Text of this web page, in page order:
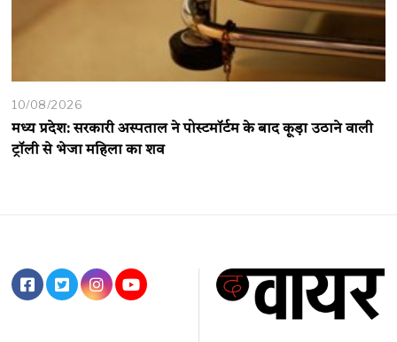
10/08/2026
मध्य प्रदेश: सरकारी अस्पताल ने पोस्टमॉर्टम के बाद कूड़ा उठाने वाली
ट्रॉली से भेजा महिला का शव